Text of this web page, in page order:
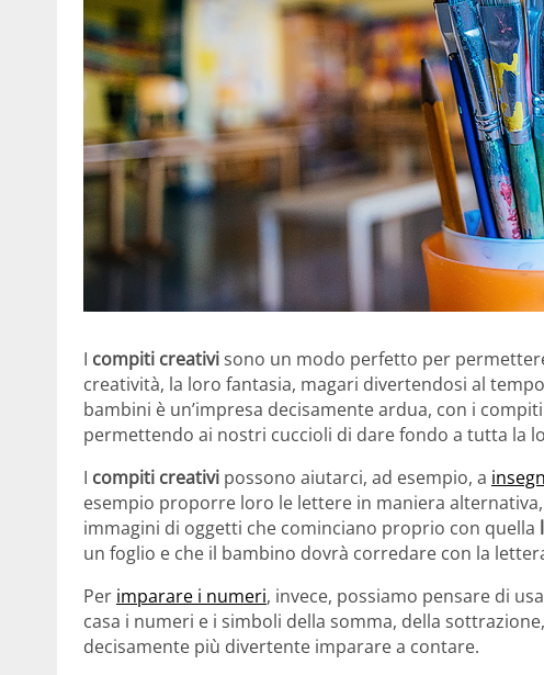
I compiti creativisono un modo perfetto per
creatività, la loro fantasia, magari divertendosi al
bambini è un’impresa decisamente ardua, con i
permettendo ai nostri cuccioli di dare fondo a tutta la
I compiti creativi possono aiutarci, ad esempio, a
esempio proporre loro le lettere in maniera
immagini di oggetti che cominciano proprio con quella
un foglio e che il bambino dovrà corredare con la
Per imparare i numeri, invece, possiamo pensare di
casa i numeri e i simboli della somma, della
decisamente più divertente imparare a contare.